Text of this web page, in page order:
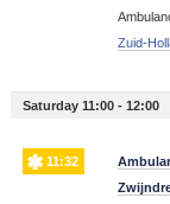
Zuid-
Saturday 11:00 - 12:00
11:32